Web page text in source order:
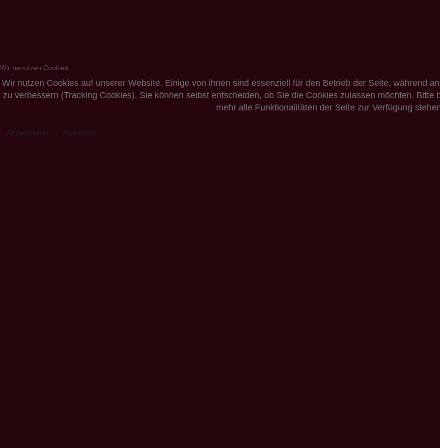
Wir benutzen Cookies
Wir nutzen Cookies auf unserer Website. Einige von ihnen sind essenziell für den Betrieb der Seite, während
zu verbessern (Tracking Cookies). Sie können selbst entscheiden, ob Sie die Cookies zulassen möchten.
mehr alle Funktionalitäten der Seite zur Verfügung
Akzeptieren Ablehnen